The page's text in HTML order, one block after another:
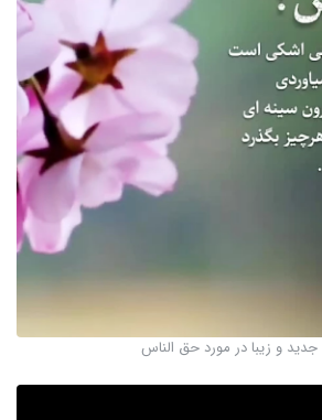
و زیبا در مورد حق الناس